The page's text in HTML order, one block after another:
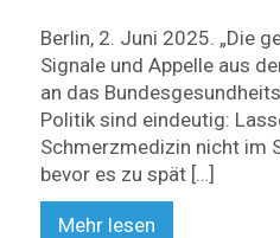
Berlin, 2. Juni 2025. „Die
Signale und Appelle aus
an das
Politik sind eindeutig:
Schmerzmedizin nicht im
bevor es zu spät […]
Mehr lesen